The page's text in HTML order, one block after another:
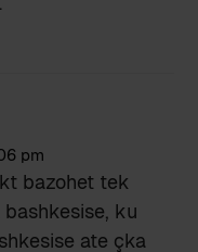
pm
bazohet tek
ku
ate çka